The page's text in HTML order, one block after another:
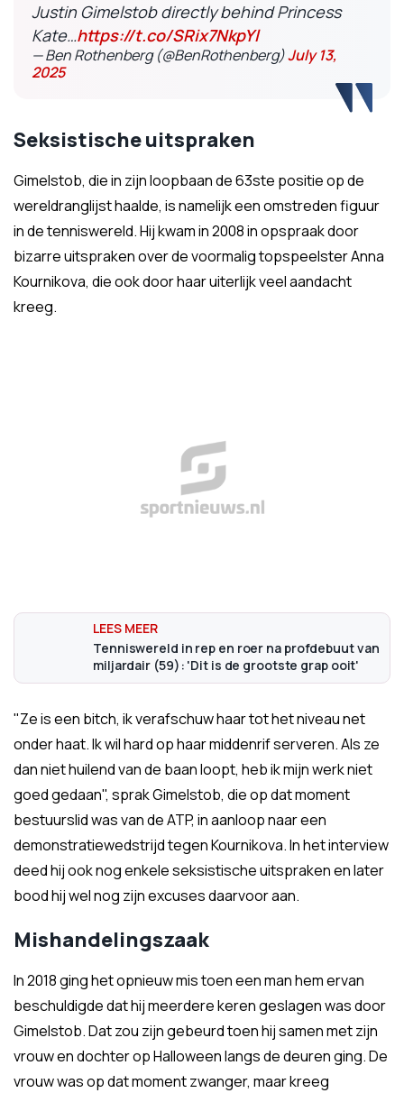
Justin Gimelstob directly behind Princess
Kate…https://t.co/SRix7NkpYl
— Ben Rothenberg (@BenRothenberg)July 13,
2025
Seksistische uitspraken
Gimelstob, die in zijn loopbaan de 63ste positie op de
wereldranglijst haalde, is namelijk een omstreden figuur
in de tenniswereld. Hij kwam in 2008 in opspraak door
bizarre uitspraken over de voormalig topspeelster Anna
Kournikova, die ook door haar uiterlijk veel aandacht
kreeg.
Tenniswereld in rep en roer na profdebuut van
miljardair (59): 'Dit is de grootste grap ooit'
"Ze is een bitch, ik verafschuw haar tot het niveau net
onder haat. Ik wil hard op haar middenrif serveren. Als ze
dan niet huilend van de baan loopt, heb ik mijn werk niet
goed gedaan", sprak Gimelstob, die op dat moment
bestuurslid was van de ATP, in aanloop naar een
demonstratiewedstrijd tegen Kournikova. In het interview
deed hij ook nog enkele seksistische uitspraken en later
bood hij wel nog zijn excuses daarvoor aan.
Mishandelingszaak
In 2018 ging het opnieuw mis toen een man hem ervan
beschuldigde dat hij meerdere keren geslagen was door
Gimelstob. Dat zou zijn gebeurd toen hij samen met zijn
vrouw en dochter op Halloween langs de deuren ging. De
vrouw was op dat moment zwanger, maar kreeg